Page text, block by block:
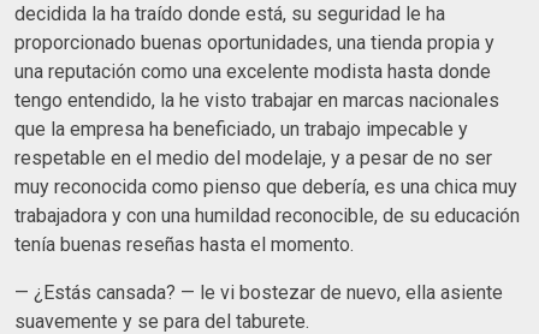
decidida la ha traído donde está, su seguridad le ha
proporcionado buenas oportunidades, una tienda propia y
una reputación como una excelente modista hasta donde
tengo entendido, la he visto trabajar en marcas nacionales
que la empresa ha beneficiado, un trabajo impecable y
respetable en el medio del modelaje, y a pesar de no ser
muy reconocida como pienso que debería, es una chica muy
trabajadora y con una humildad reconocible, de su educación
tenía buenas reseñas hasta el momento.
— ¿Estás cansada? — le vi bostezar de nuevo, ella asiente
suavemente y se para del taburete.